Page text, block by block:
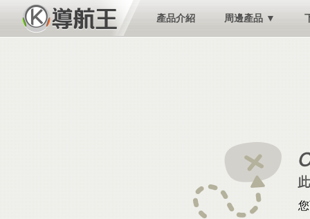
產品介紹 周邊產品 ▼